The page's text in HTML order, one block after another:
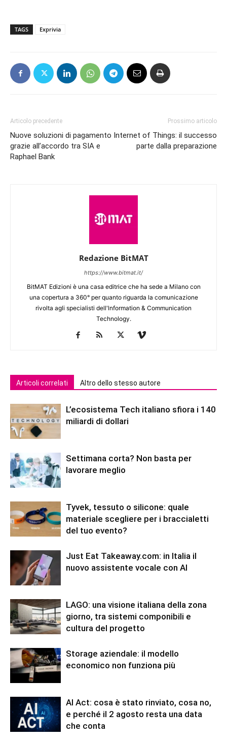
TAGS Exprivia
Articolo precedente
Nuove soluzioni di pagamento
grazie all’accordo tra SIA e
Raphael Bank
Prossimo articolo
Internet of Things: il successo
parte dalla preparazione
Redazione BitMAT
https://www.bitmat.it/
BitMAT Edizioni è una casa editrice che ha sede a Milano con
una copertura a 360° per quanto riguarda la comunicazione
rivolta agli specialisti dell'lnformation & Communication
Technology.
Articoli correlati Altro dello stesso autore
L’ecosistema Tech italiano sfiora i 140
miliardi di dollari
Settimana corta? Non basta per
lavorare meglio
Tyvek, tessuto o silicone: quale
materiale scegliere per i braccialetti
del tuo evento?
Just Eat Takeaway.com: in Italia il
nuovo assistente vocale con AI
LAGO: una visione italiana della zona
giorno, tra sistemi componibili e
cultura del progetto
Storage aziendale: il modello
economico non funziona più
AI Act: cosa è stato rinviato, cosa no,
e perché il 2 agosto resta una data
che conta